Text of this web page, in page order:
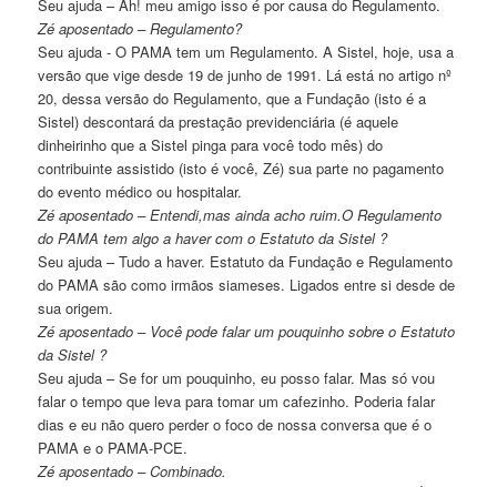
Seu ajuda – Ah! meu amigo isso é por causa do Regulamento.
Zé aposentado – Regulamento?
Seu ajuda - O PAMA tem um Regulamento. A Sistel, hoje, usa a
versão que vige desde 19 de junho de 1991. Lá está no artigo nº
20, dessa versão do Regulamento, que a Fundação (isto é a
Sistel) descontará da prestação previdenciária (é aquele
dinheirinho que a Sistel pinga para você todo mês) do
contribuinte assistido (isto é você, Zé) sua parte no pagamento
do evento médico ou hospitalar.
Zé aposentado – Entendi,mas ainda acho ruim.O Regulamento
do PAMA tem algo a haver com o Estatuto da Sistel ?
Seu ajuda – Tudo a haver. Estatuto da Fundação e Regulamento
do PAMA são como irmãos siameses. Ligados entre si desde de
sua origem.
Zé aposentado – Você pode falar um pouquinho sobre o Estatuto
da Sistel ?
Seu ajuda – Se for um pouquinho, eu posso falar. Mas só vou
falar o tempo que leva para tomar um cafezinho. Poderia falar
dias e eu não quero perder o foco de nossa conversa que é o
PAMA e o PAMA-PCE.
Zé aposentado – Combinado.